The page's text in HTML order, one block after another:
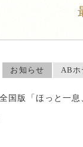
お知らせ ABホ
国版「ほっと一